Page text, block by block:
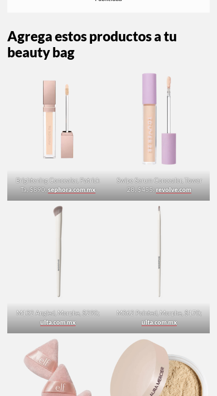
Agrega estos productos a tu
beauty bag
Brightening Concealer, Patrick
Ta, $890;sephora.com.mx
Swipe Serum Concealer, Tower
28, $455;revolve.com
M132 Angled, Morphe, $290;
ulta.com.mx
M362 Pointed, Morphe, $170;
ulta.com.mx